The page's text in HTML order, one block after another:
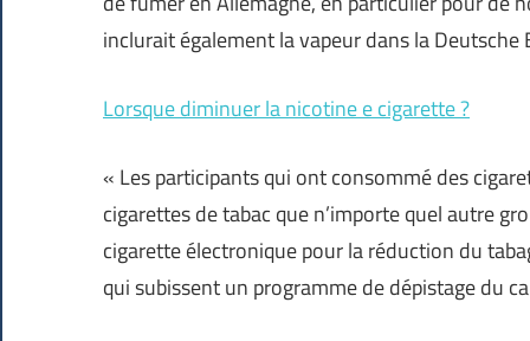
inclurait également la vapeur dans la
Lorsque diminuer la nicotine e cigarette ?
« Les participants qui ont consommé des
cigarettes de tabac que n’importe quel autre
cigarette électronique pour la réduction du
qui subissent un programme de dépistage du